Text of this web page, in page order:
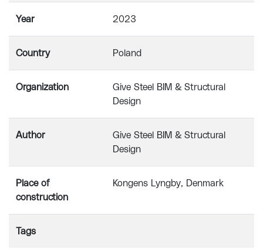
Year 2023
Country Poland
Organization
Give Steel BIM & Structural
Design
Author
Give Steel BIM & Structural
Design
Place of
construction
Kongens Lyngby, Denmark
Tags